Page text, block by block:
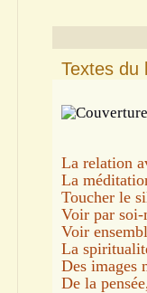
Textes du
La relation
La
Toucher le
Voir par
Voir
La
Des
De la